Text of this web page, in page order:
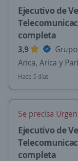
Ejecutivo de
completa
3,9
Arica, Arica y
Hace 5 días
Se precisa
Ejecutivo de
completa